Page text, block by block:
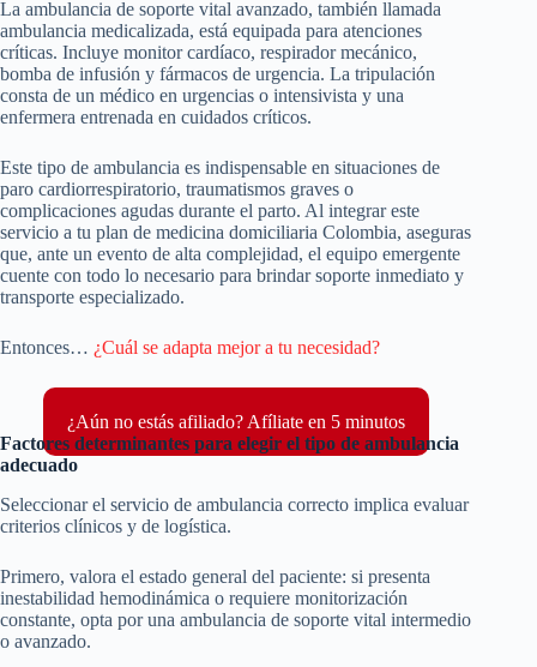
La ambulancia de soporte vital avanzado, también llamada
ambulancia medicalizada, está equipada para atenciones
críticas. Incluye monitor cardíaco, respirador mecánico,
bomba de infusión y fármacos de urgencia. La tripulación
consta de un médico en urgencias o intensivista y una
enfermera entrenada en cuidados críticos.
Este tipo de ambulancia es indispensable en situaciones de
paro cardiorrespiratorio, traumatismos graves o
complicaciones agudas durante el parto. Al integrar este
servicio a tu plan de medicina domiciliaria Colombia, aseguras
que, ante un evento de alta complejidad, el equipo emergente
cuente con todo lo necesario para brindar soporte inmediato y
transporte especializado.
Entonces… ¿Cuál se adapta mejor a tu necesidad?
¿Aún no estás afiliado? Afíliate en 5 minutos
Factores determinantes para elegir el tipo de ambulancia
adecuado
Seleccionar el servicio de ambulancia correcto implica evaluar
criterios clínicos y de logística.
Primero, valora el estado general del paciente: si presenta
inestabilidad hemodinámica o requiere monitorización
constante, opta por una ambulancia de soporte vital intermedio
o avanzado.